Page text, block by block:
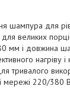
шампура для
великих
мм і довжина
нагріву і
тривалого
220/380 В